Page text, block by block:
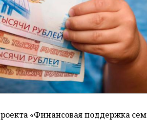
«Финансовая поддержка